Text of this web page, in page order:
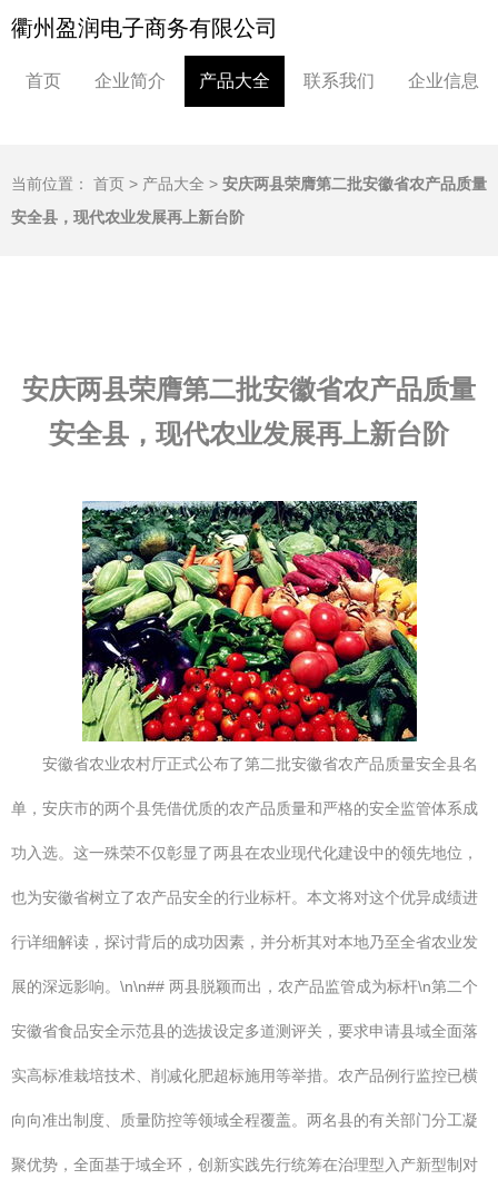
衢州盈润电子商务有限公司
首页 企业简介 产品大全 联系我们 企业信息
当前位置： 首页 > 产品大全 > 安庆两县荣膺第二批安徽省农产品质量
安全县，现代农业发展再上新台阶
安庆两县荣膺第二批安徽省农产品质量
安全县，现代农业发展再上新台阶
安徽省农业农村厅正式公布了第二批安徽省农产品质量安全县名
单，安庆市的两个县凭借优质的农产品质量和严格的安全监管体系成
功入选。这一殊荣不仅彰显了两县在农业现代化建设中的领先地位，
也为安徽省树立了农产品安全的行业标杆。本文将对这个优异成绩进
行详细解读，探讨背后的成功因素，并分析其对本地乃至全省农业发
展的深远影响。\n\n## 两县脱颖而出，农产品监管成为标杆\n第二个
安徽省食品安全示范县的选拔设定多道测评关，要求申请县域全面落
实高标准栽培技术、削减化肥超标施用等举措。农产品例行监控已横
向向准出制度、质量防控等领域全程覆盖。两名县的有关部门分工凝
聚优势，全面基于域全环，创新实践先行统筹在治理型入产新型制对